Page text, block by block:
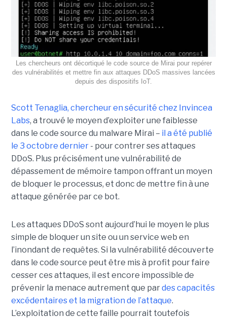
Les chercheurs ont décortiqué le code source de Mirai pour repérer
des vulnérabilités et mettre fin aux attaques DDoS massives lancées
depuis des dispositifs IoT.
Scott Tenaglia, chercheur en sécurité chez Invincea
Labs, a trouvé le moyen d’exploiter une faiblesse
dans le code source du malware Mirai – il a été publié
le 3 octobre dernier- pour contrer ses attaques
DDoS. Plus précisément une vulnérabilité de
dépassement de mémoire tampon offrant un moyen
de bloquer le processus, et donc de mettre fin à une
attaque générée par ce bot.
Les attaques DDoS sont aujourd’hui le moyen le plus
simple de bloquer un site ou un service web en
l’inondant de requêtes. Si la vulnérabilité découverte
dans le code source peut être mis à profit pour faire
cesser ces attaques, il est encore impossible de
prévenir la menace autrement que pardes capacités
excédentaires et la migration de l’attaque.
L’exploitation de cette faille pourrait toutefois